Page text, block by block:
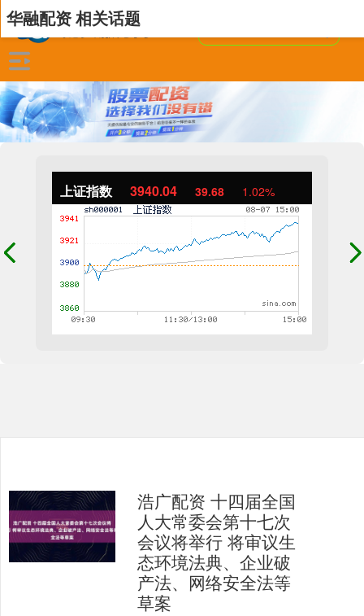
上证指数 3940.04 39.68 1.02%
华融配资 相关话题
浩广配资 十四届全国
人大常委会第十七次
会议将举行 将审议生
态环境法典、企业破
产法、网络安全法等
草案